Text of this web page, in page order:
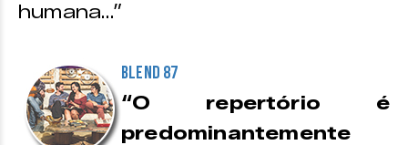
humana…”
Blend 87
“O repertório é
predominantemente